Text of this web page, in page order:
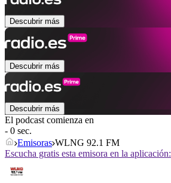
Descubrir más
Descubrir más
Descubrir más
El podcast comienza en
- 0 sec.
Emisoras WLNG 92.1 FM
Escucha gratis esta emisora en la aplicación: